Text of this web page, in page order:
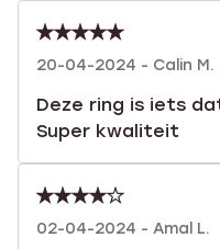
20-04-2024 - Calin M.
Deze ring is iets
Super kwaliteit
02-04-2024 - Amal L.